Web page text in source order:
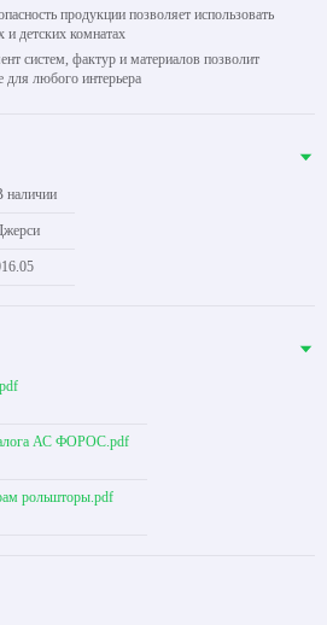
продукции позволяет использовать
и детских комнатах
систем, фактур и материалов позволит
для любого интерьера
наличии
АС ФОРОС.pdf
рольшторы.pdf